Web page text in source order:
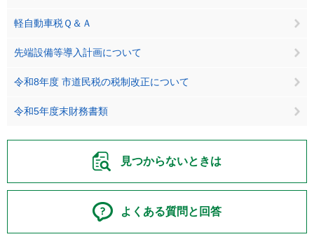
軽自動車税Ｑ＆Ａ
先端設備等導入計画について
令和8年度 市道民税の税制改正について
令和5年度末財務書類
見つからないときは
よくある質問と回答